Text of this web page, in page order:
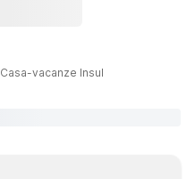
Casa-vacanze Insul